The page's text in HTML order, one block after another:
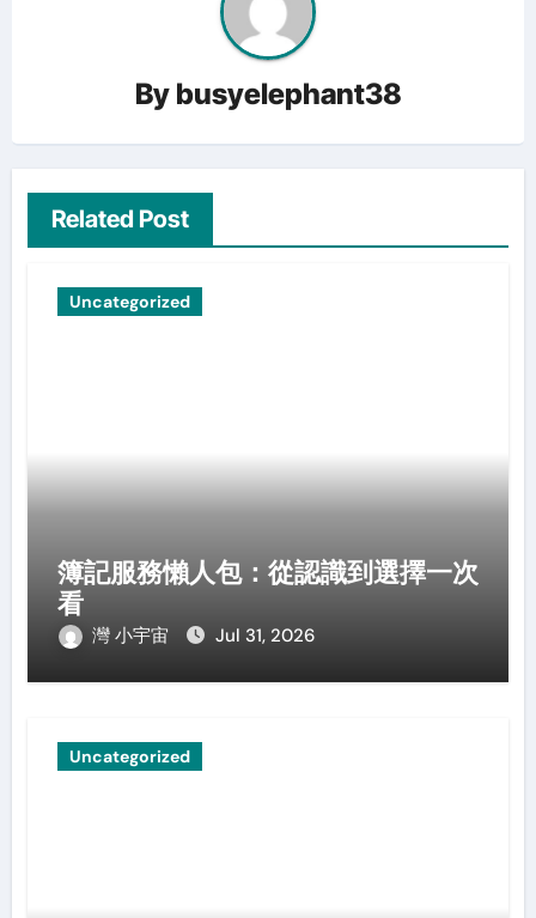
By busyelephant38
Related Post
Uncategorized
簿記服務懶人包：從認識到選擇一次
看
灣 小宇宙 Jul 31, 2026
Uncategorized